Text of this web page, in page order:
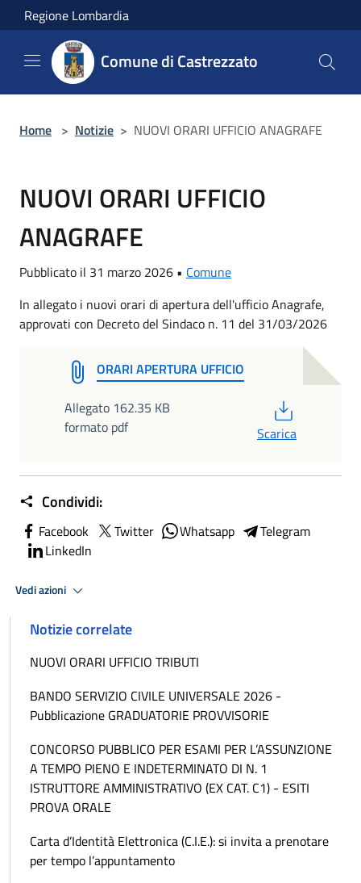
Salta al contenuto principale
Regione Lombardia
Comune di Castrezzato
Home > Notizie > NUOVI ORARI UFFICIO ANAGRAFE
NUOVI ORARI UFFICIO
ANAGRAFE
Pubblicato il 31 marzo 2026 • Comune
In allegato i nuovi orari di apertura dell'ufficio Anagrafe,
approvati con Decreto del Sindaco n. 11 del 31/03/2026
ORARI APERTURA UFFICIO
Allegato 162.35 KB
formato pdf
Scarica
Condividi:
Facebook Twitter Whatsapp
Telegram
LinkedIn
Vedi azioni
Notizie correlate
NUOVI ORARI UFFICIO TRIBUTI
BANDO SERVIZIO CIVILE UNIVERSALE 2026 -
Pubblicazione GRADUATORIE PROVVISORIE
CONCORSO PUBBLICO PER ESAMI PER L’ASSUNZIONE
A TEMPO PIENO E INDETERMINATO DI N. 1
ISTRUTTORE AMMINISTRATIVO (EX CAT. C1) - ESITI
PROVA ORALE
Carta d’Identità Elettronica (C.I.E.): si invita a prenotare
per tempo l’appuntamento